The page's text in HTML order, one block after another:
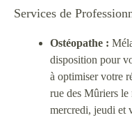
Services de
Ostéopathe :
disposition pour
à optimiser votre
rue des Mûriers
mercredi, jeudi et